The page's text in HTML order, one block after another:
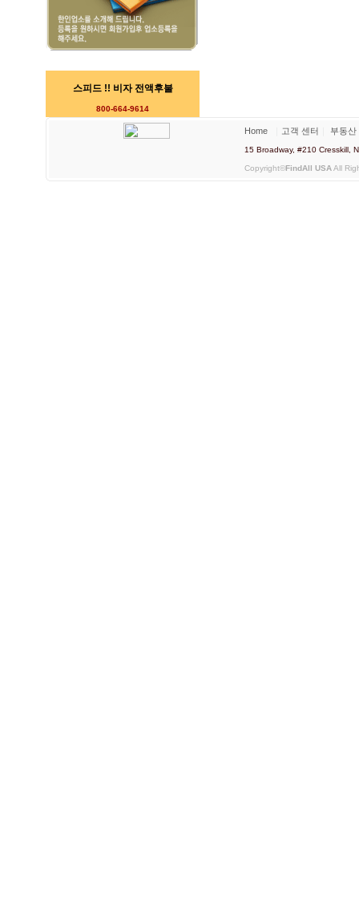
스피드 !! 비자 전액후불
800-664-9614
Home 고객 센터 부동산
15 Broadway, #210 Cresskill,
Copyright©FindAll USAAll